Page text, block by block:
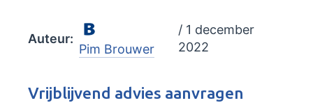
Auteur:
Pim Brouwer
/ 1 december
2022
Vrijblijvend advies aanvragen